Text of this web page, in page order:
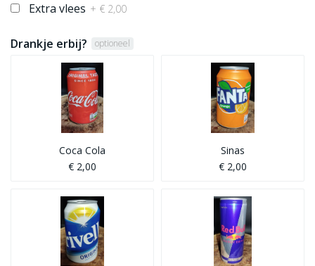
Extra vlees + € 2,00
Drankje erbij? optioneel
Coca Cola
€ 2,00
Sinas
€ 2,00